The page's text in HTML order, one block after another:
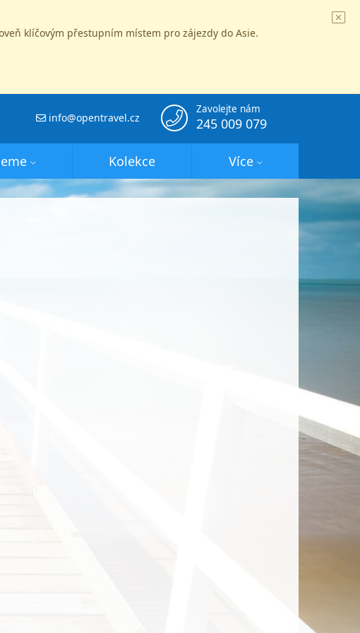
klíčovým přestupním místem pro zájezdy do Asie.
Zavolejte nám
245 009 079
info@opentravel.cz
Kolekce Více